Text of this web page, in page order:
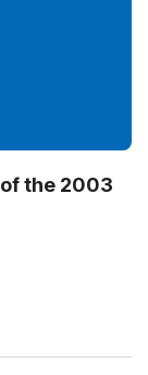
the 2003